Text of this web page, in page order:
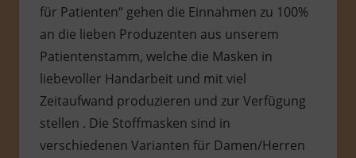
für Patienten“ gehen die Einnahmen zu 100%
an die lieben Produzenten aus unserem
Patientenstamm, welche die Masken in
liebevoller Handarbeit und mit viel
Zeitaufwand produzieren und zur Verfügung
stellen . Die Stoffmasken sind in
verschiedenen Varianten für Damen/Herren